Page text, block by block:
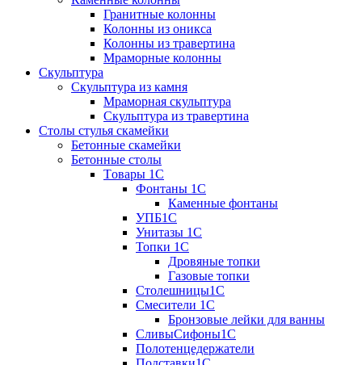
Гранитные колонны
Колонны из оникса
Колонны из травертина
Мраморные колонны
Скульптура
Скульптура из камня
Мраморная скульптура
Скульптура из травертина
Столы стулья скамейки
Бетонные скамейки
Бетонные столы
Tовары 1C
Фонтаны 1C
Каменные фонтаны
УПБ1С
Унитазы 1С
Топки 1С
Дровяные топки
Газовые топки
Столешницы1С
Смесители 1С
Бронзовые лейки для ванны
СливыСифоны1С
Полотенцедержатели